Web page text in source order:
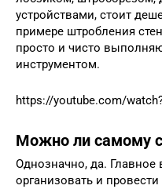
устройствами, стоит
примере штробления
просто и чисто
инструментом.
https://youtube.com/
Можно ли самому
Однозначно, да. Главное
организовать и